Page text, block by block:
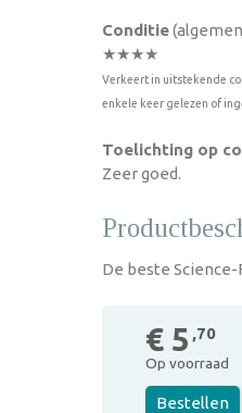
Conditie
★★★★
Verkeert in uitstekende
enkele keer gelezen of
Toelichting op
Zeer goed.
De beste
€ 5 ,70
Op voorraad
Bestellen